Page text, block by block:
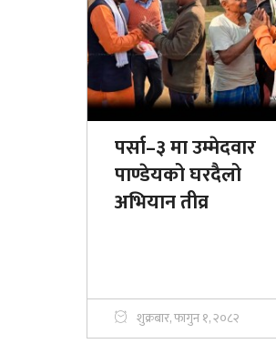
पर्सा–३ मा उम्मेदवार
पाण्डेयको घरदैलो
अभियान तीव्र
शुक्रबार, फागुन १, २०८२